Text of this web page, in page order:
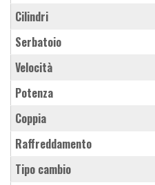
Cilindri
Serbatoio
Velocità
Potenza
Coppia
Raffreddamento
Tipo cambio